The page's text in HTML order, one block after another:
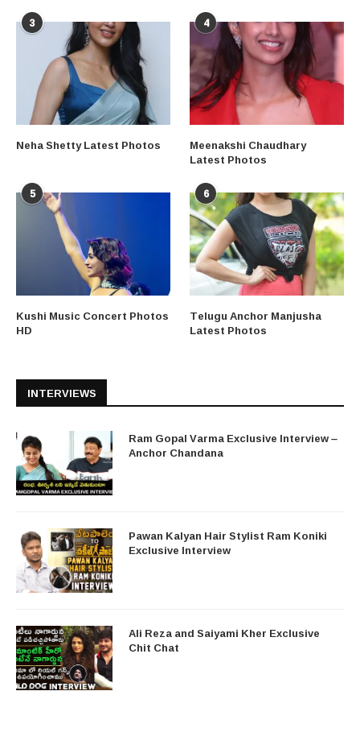
3
Neha Shetty Latest Photos
4
Meenakshi Chaudhary
Latest Photos
5
Kushi Music Concert Photos
HD
6
Telugu Anchor Manjusha
Latest Photos
INTERVIEWS
Ram Gopal Varma Exclusive Interview –
Anchor Chandana
Pawan Kalyan Hair Stylist Ram Koniki
Exclusive Interview
Ali Reza and Saiyami Kher Exclusive
Chit Chat